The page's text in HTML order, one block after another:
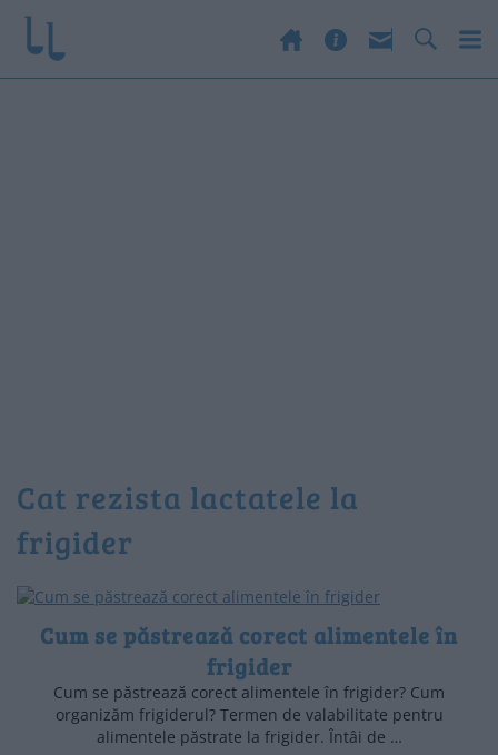
cat rezista lactatele la
frigider
Cum se păstrează corect alimentele în
frigider
Cum se păstrează corect alimentele în frigider? Cum
organizăm frigiderul? Termen de valabilitate pentru
alimentele păstrate la frigider. Întâi de …